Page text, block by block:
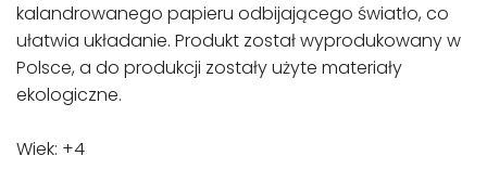
kalandrowanego papieru odbijającego światło, co
ułatwia układanie. Produkt został wyprodukowany w
Polsce, a do produkcji zostały użyte materiały
ekologiczne.
Wiek: +4